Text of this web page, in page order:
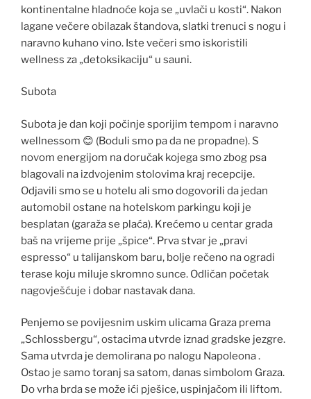
kontinentalne hladnoće koja se „uvlači u kosti“. Nakon
lagane večere obilazak štandova, slatki trenuci s nogu i
naravno kuhano vino. Iste večeri smo iskoristili
wellness za „detoksikaciju“ u sauni.
Subota
Subota je dan koji počinje sporijim tempom i naravno
wellnessom 😊 (Boduli smo pa da ne propadne). S
novom energijom na doručak kojega smo zbog psa
blagovali na izdvojenim stolovima kraj recepcije.
Odjavili smo se u hotelu ali smo dogovorili da jedan
automobil ostane na hotelskom parkingu koji je
besplatan (garaža se plaća). Krećemo u centar grada
baš na vrijeme prije „špice“. Prva stvar je „pravi
espresso“ u talijanskom baru, bolje rečeno na ogradi
terase koju miluje skromno sunce. Odličan početak
nagovješćuje i dobar nastavak dana.
Penjemo se povijesnim uskim ulicama Graza prema
„Schlossbergu“, ostacima utvrde iznad gradske jezgre.
Sama utvrda je demolirana po nalogu Napoleona .
Ostao je samo toranj sa satom, danas simbolom Graza.
Do vrha brda se može ići pješice, uspinjačom ili liftom.